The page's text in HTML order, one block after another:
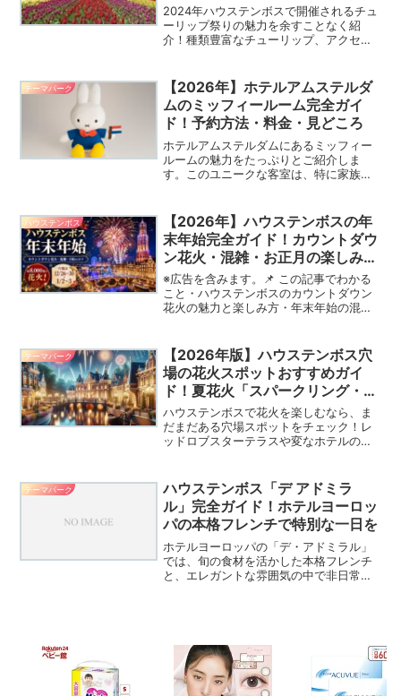
2024年ハウステンボスで開催されるチュ
ーリップ祭りの魅力を余すことなく紹
介！種類豊富なチューリップ、アクセス
情報、限定グッズまで、訪れる前に知っ
ておきたい情報満載です。
テーマパーク
【2026年】ホテルアムステルダ
ムのミッフィールーム完全ガイ
ド！予約方法・料金・見どころ
ホテルアムステルダムにあるミッフィー
ルームの魅力をたっぷりとご紹介しま
す。このユニークな客室は、特に家族旅
自身の滞在体験をもとにした感想や意見
を共有します。ミッフィーの世界に浸り
ながら、忘れられない滞在を楽しむため
の秘訣をお伝えします。
ハウステンボス
【2026年】ハウステンボスの年
末年始完全ガイド！カウントダウ
ン花火・混雑・お正月の楽しみ方
まとめ
※広告を含みます。📌 この記事でわかる
こと・ハウステンボスのカウントダウン
花火の魅力と楽しみ方・年末年始の混雑
コツ日本で最も特別な年越しを過ごせる
場所のひとつが、ハウ...
テーマパーク
【2026年版】ハウステンボス穴
場の花火スポットおすすめガイ
ド！夏花火「スパークリング・ス
カイナイトショー」を最高の場所
で観よう
ハウステンボスで花火を楽しむなら、ま
だまだある穴場スポットをチェック！レ
ッドロブスターテラスや変なホテルの
テーマパーク
ハウステンボス「デ アドミラ
ル」完全ガイド！ホテルヨーロッ
パの本格フレンチで特別な一日を
ホテルヨーロッパの「デ・アドミラル」
では、旬の食材を活かした本格フレンチ
と、エレガントな雰囲気の中で非日常の